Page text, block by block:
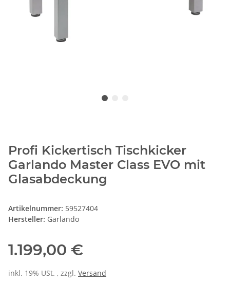
Profi Kickertisch Tischkicker
Garlando Master Class EVO mit
Glasabdeckung
Artikelnummer: 59527404
Hersteller: Garlando
1.199,00 €
inkl. 19% USt. , zzgl. Versand